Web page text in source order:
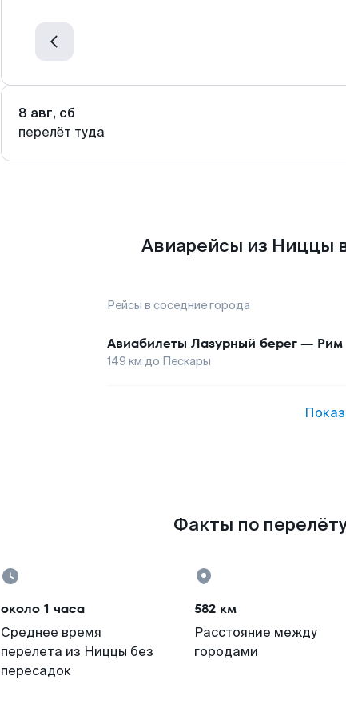
8 авг, сб
перелёт туда
Авиарейсы из Ниццы
Рейсы в соседние города
Авиабилеты Лазурный берег— Рим
149 км до Пескары
Факты по
около 1 часа
Среднее время
перелета из Ниццы без
пересадок
582 км
Расстояние между
городами